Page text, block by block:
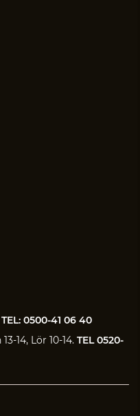
TEL: 0500-41 06 40
14, Lör 10-14. TEL 0520-